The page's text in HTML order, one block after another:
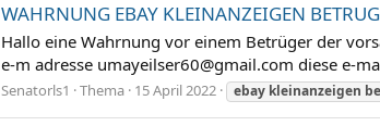
WAHRNUNG EBAY KLEINANZEIGEN
Hallo eine Wahrnung vor einem Betrüger der
e-m adresse umayeilser60@gmail.com diese e-
Senatorls1 Thema 15 April 2022 ebay kleinanzeigen